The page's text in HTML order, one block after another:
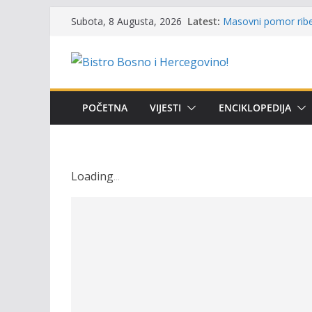
Skip
content
Subota, 8 Augusta, 2026 Latest: osvojili prelazni
Satnica 7. i 8. kola
i amura’
Obavještenje
POČETNA VIJESTI ENCIKLOPEDIJA
Loading...